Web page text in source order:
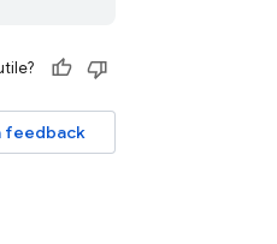
feedback